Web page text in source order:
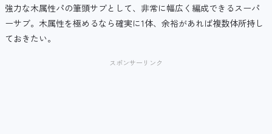
強力な木属性パの筆頭サブとして、非常に幅広く編成できるスーパ
ーサブ。木属性を極めるなら確実に1体、余裕があれば複数体所持し
ておきたい。
スポンサーリンク